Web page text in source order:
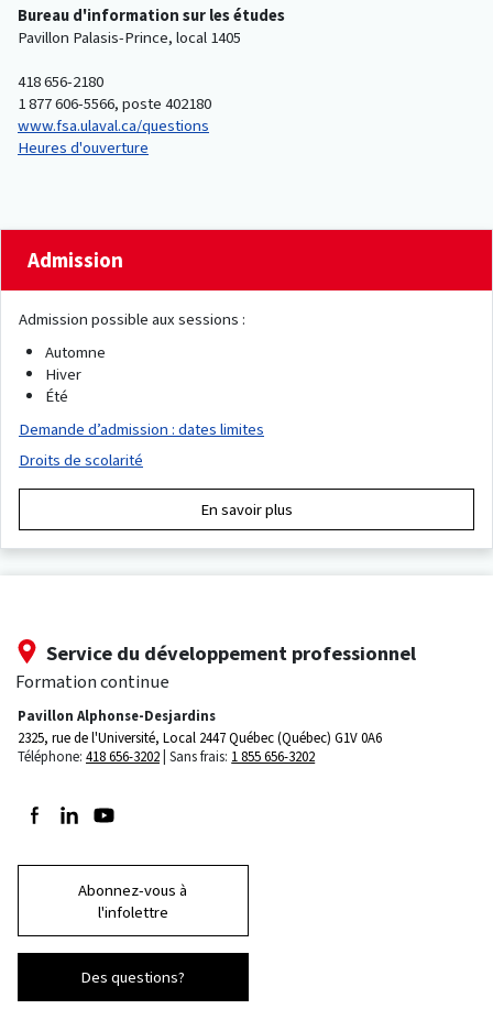
Bureau d'information sur les études
Pavillon Palasis-Prince, local 1405
418 656-2180
1 877 606-5566, poste 402180
www.fsa.ulaval.ca/questions
Heures d'ouverture
Admission
Admission possible aux sessions :
Automne
Hiver
Été
Demande d’admission : dates limites
Droits de scolarité
En savoir plus
Service du développement professionnel
Formation continue
Pavillon Alphonse-Desjardins
2325, rue de l'Université, Local 2447Québec (Québec) G1V 0A6
Téléphone: 418 656-3202 Sans frais: 1 855 656-3202
Suivez-nous sur Facebook
Suivez-nous sur LinkedIn
Suivez-nous sur Youtube
Abonnez-vous à
l'infolettre
Des questions?